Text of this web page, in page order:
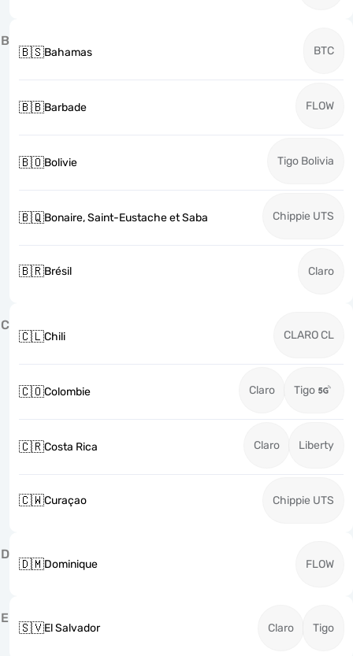
B
🇧🇸Bahamas BTC
🇧🇧Barbade FLOW
🇧🇴Bolivie Tigo Bolivia
🇧🇶Bonaire, Saint-Eustache et Saba Chippie UTS
🇧🇷Brésil Claro
C
🇨🇱Chili CLARO CL
🇨🇴Colombie Claro Tigo
🇨🇷Costa Rica Claro Liberty
🇨🇼Curaçao Chippie UTS
D
🇩🇲Dominique FLOW
E
🇸🇻El Salvador Claro Tigo